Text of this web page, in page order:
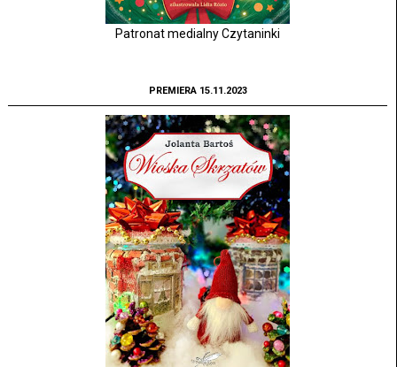
Patronat medialny Czytaninki
PREMIERA 15.11.2023